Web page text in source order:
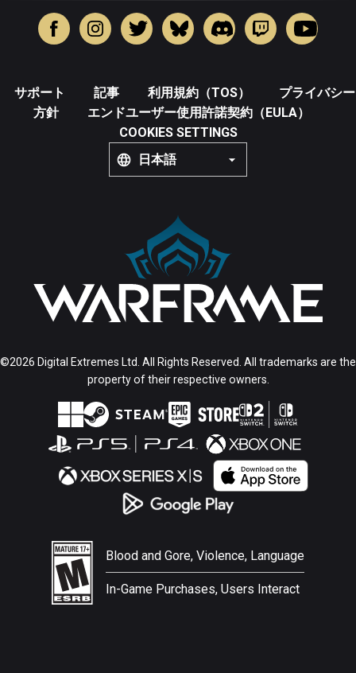
サポート 記事 利用規約（TOS）
プライバシー
方針
エンドユーザー使用許諾契約（EULA）
COOKIES SETTINGS
日本語
©2026 Digital Extremes Ltd. All Rights Reserved. All trademarks are the
property of their respective owners.
Blood and Gore, Violence, Language
In-Game Purchases, Users Interact